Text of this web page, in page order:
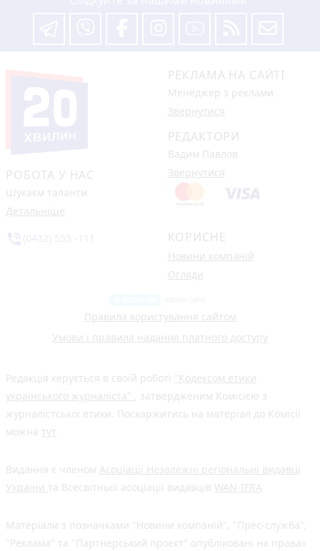
РОБОТА У НАС
Шукаєм таланти
Детальніше
РЕКЛАМА НА САЙТІ
Менеджер з реклами
Звернутися
РЕДАКТОРИ
Вадим Павлов
Звернутися
КОРИСНЕ
Новини компаній
Огляди
Правила користування сайтом
Умови і правила надання платного доступу
Редакція керується в своїй роботі "Кодексом етики
українського журналіста" , затвердженим Комісією з
журналістської етики. Поскаржитись на матеріал до Комісії
можна тут
Видання є членом Асоціації Незалежні регіональні видавці
України та Всесвітньої асоціації видавців WAN-IFRA
Матеріали з позначками "Новини компаній", "Прес-служба",
"Реклама" та "Партнерський проєкт" опубліковані на правах